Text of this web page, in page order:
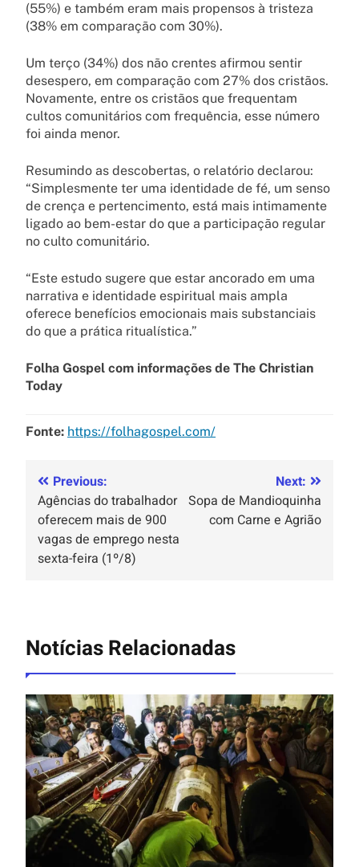
(55%) e também eram mais propensos à tristeza
(38% em comparação com 30%).
Um terço (34%) dos não crentes afirmou sentir
desespero, em comparação com 27% dos cristãos.
Novamente, entre os cristãos que frequentam
cultos comunitários com frequência, esse número
foi ainda menor.
Resumindo as descobertas, o relatório declarou:
“Simplesmente ter uma identidade de fé, um senso
de crença e pertencimento, está mais intimamente
ligado ao bem-estar do que a participação regular
no culto comunitário.
“Este estudo sugere que estar ancorado em uma
narrativa e identidade espiritual mais ampla
oferece benefícios emocionais mais substanciais
do que a prática ritualística.”
Folha Gospel com informações de The Christian
Today
Fonte: https://folhagospel.com/
Previous:
Agências do trabalhador
oferecem mais de 900
vagas de emprego nesta
sexta-feira (1º/8)
Next:
Sopa de Mandioquinha
com Carne e Agrião
Notícias Relacionadas